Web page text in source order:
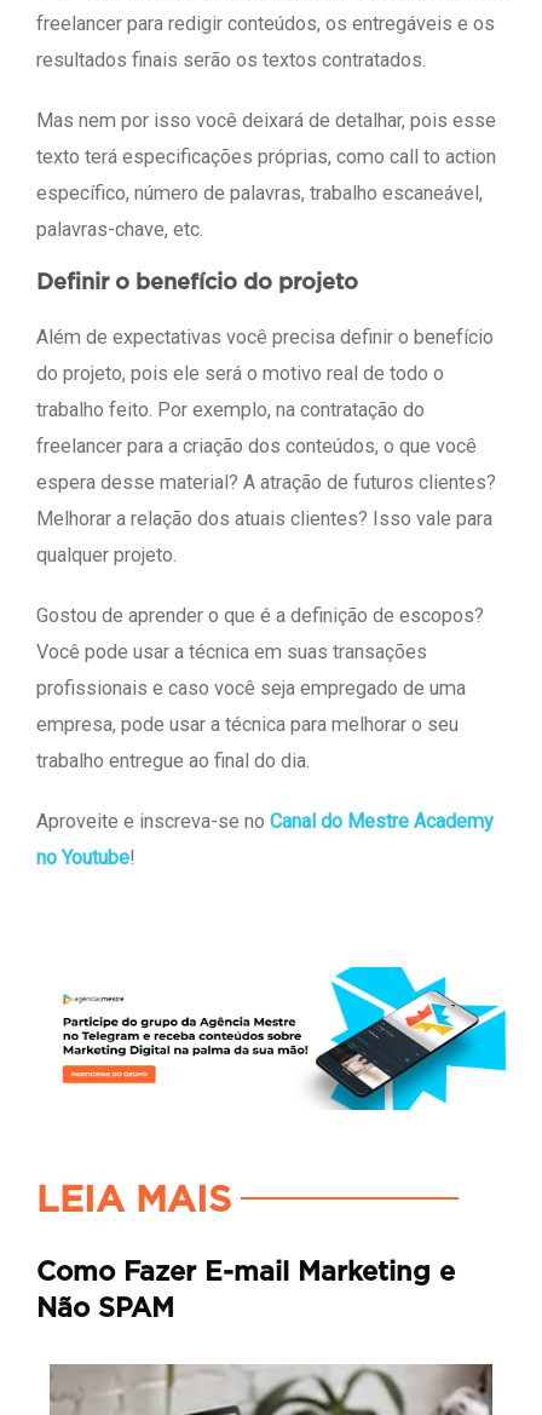
freelancer para redigir conteúdos, os entregáveis e os
resultados finais serão os textos contratados.
Mas nem por isso você deixará de detalhar, pois esse
texto terá especificações próprias, como call to action
específico, número de palavras, trabalho escaneável,
palavras-chave, etc.
Definir o benefício do projeto
Além de expectativas você precisa definir o benefício
do projeto, pois ele será o motivo real de todo o
trabalho feito. Por exemplo, na contratação do
freelancer para a criação dos conteúdos, o que você
espera desse material? A atração de futuros clientes?
Melhorar a relação dos atuais clientes? Isso vale para
qualquer projeto.
Gostou de aprender o que é a definição de escopos?
Você pode usar a técnica em suas transações
profissionais e caso você seja empregado de uma
empresa, pode usar a técnica para melhorar o seu
trabalho entregue ao final do dia.
Aproveite e inscreva-se no Canal do Mestre Academy
no Youtube!
LEIA MAIS
Como Fazer E-mail Marketing e
Não SPAM